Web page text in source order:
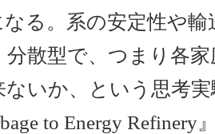
る。系の安定性や
散型で、つまり各
ないか、という思考
to Energy